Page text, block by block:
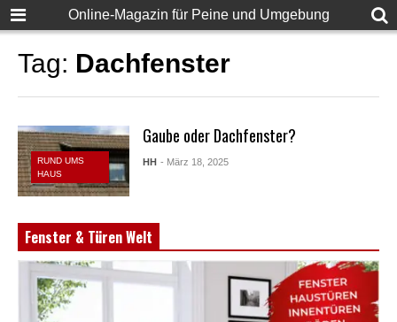
Online-Magazin für Peine und Umgebung
Tag: Dachfenster
RUND UMS
HAUS
Gaube oder Dachfenster?
HH - März 18, 2025
Fenster & Türen Welt